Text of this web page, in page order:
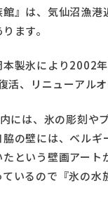
館』は、気仙沼漁
ます。
本製氷により2002
活、リニューアルオ
には、氷の彫刻や
の壁には、ベル
という壁画アート
いるので『氷の水